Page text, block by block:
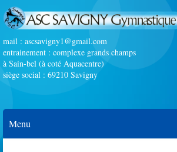
mail : ascsavigny1@gmail.com
entrainement : complexe grands champs
à Sain-bel (à coté Aquacentre)
siège social : 69210 Savigny
Menu